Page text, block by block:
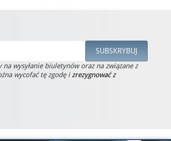
wysyłanie biuletynów oraz na związane z
wycofać tę zgodę i zrezygnować z